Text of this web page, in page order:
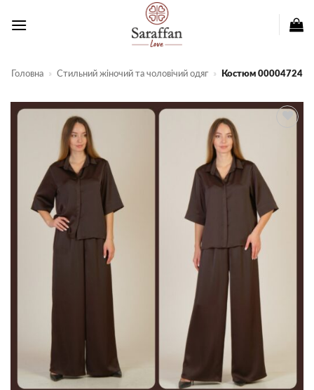
Головна » Стильний жіночий та чоловічий одяг » Костюм 00004724